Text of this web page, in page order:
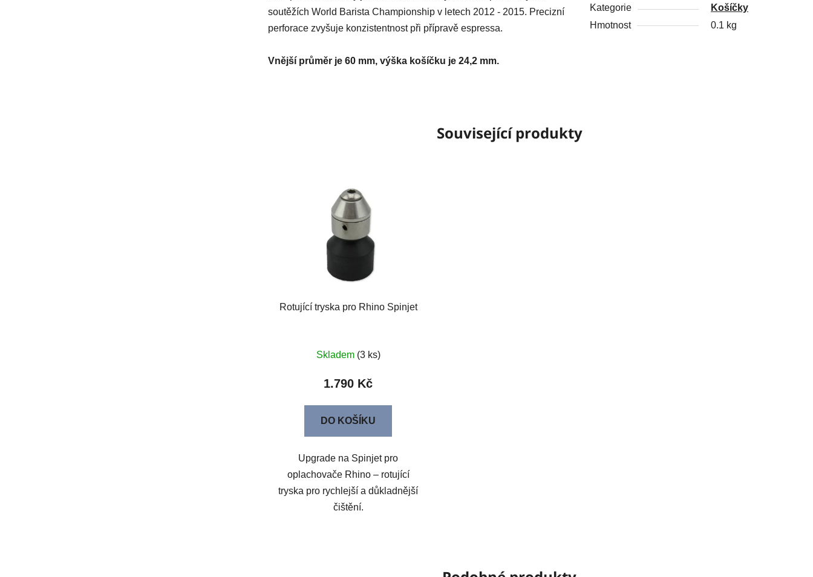
soutěžích World Barista Championship v letech 2012 - 2015. Precizní
perforace zvyšuje konzistentnost při přípravě espressa.
Vnější průměr je 60 mm, výška košíčku je 24,2 mm.
Kategorie
Košíčky
Hmotnost
0.1 kg
Související produkty
Rotující tryska pro Rhino Spinjet
Skladem (3 ks)
1.790 Kč
DO KOŠÍKU
Upgrade na Spinjet pro
oplachovače Rhino – rotující
tryska pro rychlejší a důkladnější
čištění.